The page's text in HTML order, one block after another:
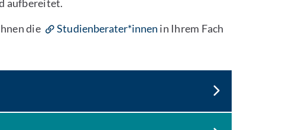
aufbereitet.
die
Studienberater*innen in Ihrem Fach